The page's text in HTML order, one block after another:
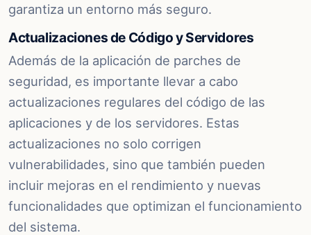
garantiza un entorno más seguro.
Actualizaciones de Código y Servidores
Además de la aplicación de parches de
seguridad, es importante llevar a cabo
actualizaciones regulares del código de las
aplicaciones y de los servidores. Estas
actualizaciones no solo corrigen
vulnerabilidades, sino que también pueden
incluir mejoras en el rendimiento y nuevas
funcionalidades que optimizan el funcionamiento
del sistema.